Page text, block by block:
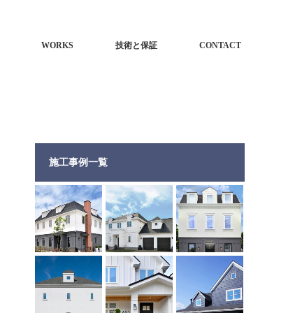
WORKS 技術と保証 CONTACT
施工事例一覧